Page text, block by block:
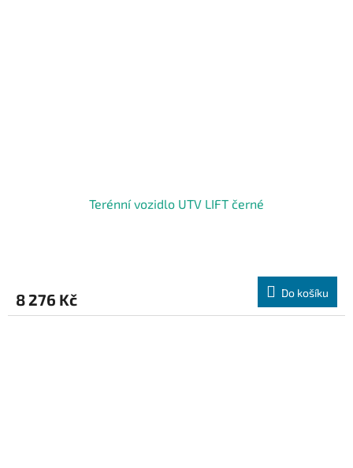
Terénní vozidlo UTV LIFT černé
8 276 Kč Do košíku